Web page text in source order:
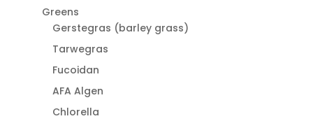
Greens
Gerstegras (barley grass)
Tarwegras
Fucoidan
AFA Algen
Chlorella